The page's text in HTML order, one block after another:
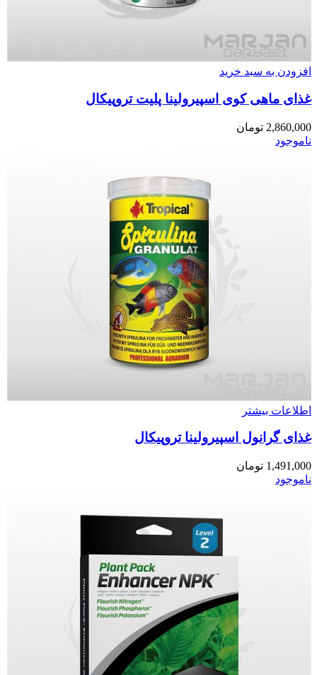
افزودن به سبد خرید
غذای ماهی کوی اسپیرولینا پلیت تروپیکال
2,860,000 تومان
ناموجود
اطلاعات بیشتر
غذای گرانول اسپیرولینا تروپیکال
1,491,000 تومان
ناموجود